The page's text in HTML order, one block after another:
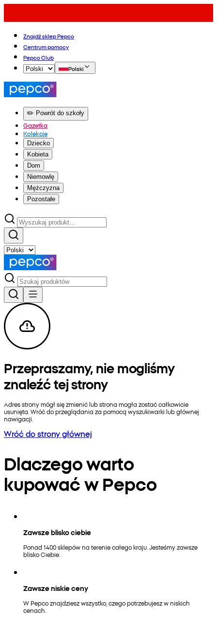
Znajdź sklep Pepco
Centrum pomocy
Pepco Club
Polski
✏️ Powrót do szkoły
Gazetka
Kolekcje
Dziecko
Kobieta
Dom
Niemowlę
Mężczyzna
Pozostałe
Przepraszamy, nie mogliśmy
znaleźć tej strony
Adres strony mógł się zmienić lub strona mogła zostać całkowicie
usunięta. Wróć do przeglądania za pomocą wyszukiwarki lub głównej
nawigacji.
Wróć do strony głównej
Dlaczego warto
kupować w Pepco
Zawsze blisko ciebie
Ponad 1400 sklepów na terenie całego kraju. Jesteśmy zawsze
blisko Ciebie.
Zawsze niskie ceny
W Pepco znajdziesz wszystko, czego potrzebujesz w niskich
cenach.